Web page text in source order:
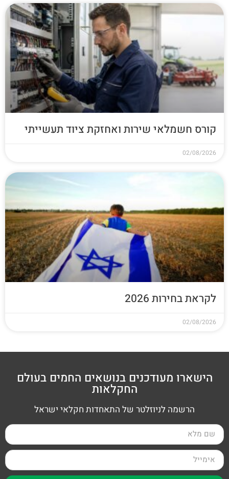
קורס חשמלאי שירות ואחזקת ציוד תעשייתי
02/08/2026
לקראת בחירות 2026
02/08/2026
הישארו מעודכנים בנושאים החמים בעולם
החקלאות
הרשמה לניוזלטר של התאחדות חקלאי ישראל